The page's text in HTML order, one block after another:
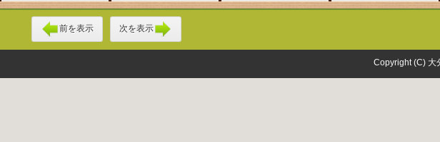
前を表示 次を表示
Copyright (C) 大